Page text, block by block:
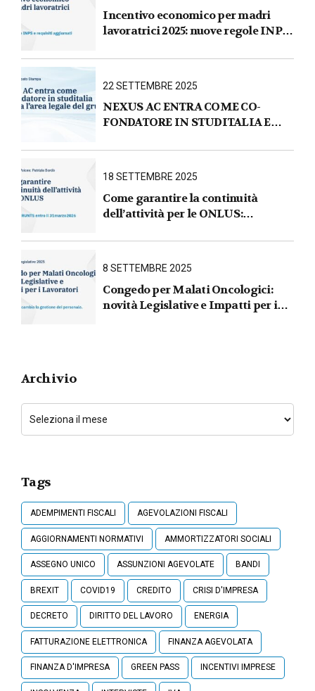
Incentivo economico per madri
lavoratrici 2025: nuove regole INPS
22 SETTEMBRE 2025
NEXUS AC ENTRA COME CO-
FONDATORE IN STUDITALIA E
GRUPPO
18 SETTEMBRE 2025
Come garantire la continuità
dell’attività per le ONLUS :
31 marzo 2026
8 SETTEMBRE 2025
Congedo per Malati Oncologici:
novità Legislative e Impatti per i
Archivio
Tags
ADEMPIMENTI FISCALI AGEVOLAZIONI FISCALI
AGGIORNAMENTI NORMATIVI AMMORTIZZATORI SOCIALI
ASSEGNO UNICO ASSUNZIONI AGEVOLATE BANDI
BREXIT COVID19 CREDITO CRISI D'IMPRESA
DECRETO DIRITTO DEL LAVORO ENERGIA
FATTURAZIONE ELETTRONICA FINANZA AGEVOLATA
FINANZA D'IMPRESA GREEN PASS INCENTIVI IMPRESE